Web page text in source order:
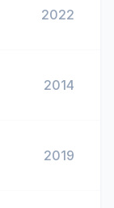
2022
2014
2019